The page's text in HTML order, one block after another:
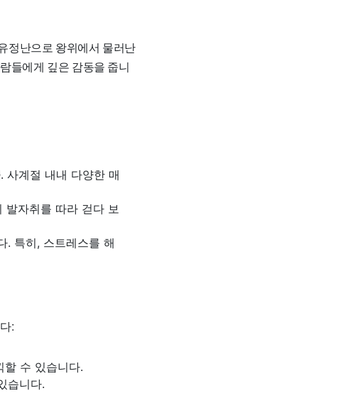
정난으로 왕위에서 물러난
들에게 깊은 감동을 줍니
사계절 내내 다양한 매
발자취를 따라 걷다 보
. 특히, 스트레스를 해
:
할 수 있습니다.
습니다.